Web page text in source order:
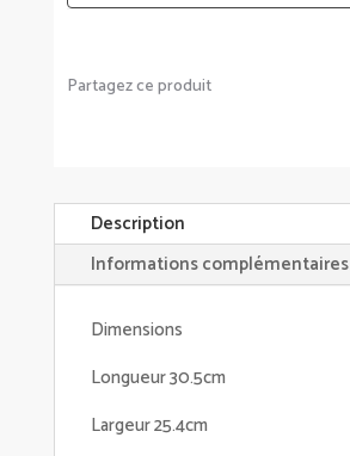
Partagez ce produit
Description
Informations complémentaires
Dimensions
Longueur 30.5cm
Largeur 25.4cm